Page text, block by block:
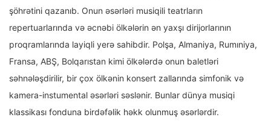
şöhrətini qazanıb. Onun əsərləri musiqili teatrların
repertuarlarında və əcnəbi ölkələrin ən yaxşı dirijorlarının
proqramlarında layiqli yerə sahibdir. Polşa, Almaniya, Rumıniya,
Fransa, ABŞ, Bolqarıstan kimi ölkələrdə onun baletləri
səhnələşdirilir, bir çox ölkənin konsert zallarında simfonik və
kamera-instumental əsərləri səslənir. Bunlar dünya musiqi
klassikası fonduna birdəfəlik həkk olunmuş əsərlərdir.